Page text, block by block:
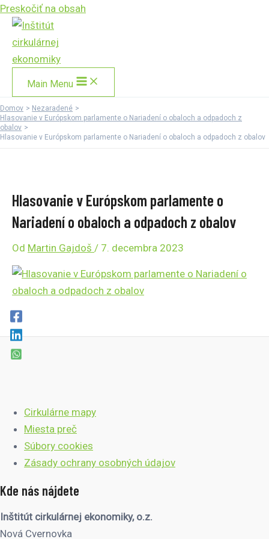
Preskočiť na obsah
Main Menu
Domov
Nezaradené
Hlasovanie v Európskom parlamente o Nariadení o obaloch a odpadoch z
obalov
Hlasovanie v Európskom parlamente o Nariadení o obaloch a odpadoch z obalov
Hlasovanie v Európskom parlamente o
Nariadení o obaloch a odpadoch z obalov
Od Martin Gajdoš / 7. decembra 2023
Cirkulárne mapy
Miesta preč
Súbory cookies
Zásady ochrany osobných údajov
Kde nás nájdete
Inštitút cirkulárnej ekonomiky, o.z.
Nová Cvernovka